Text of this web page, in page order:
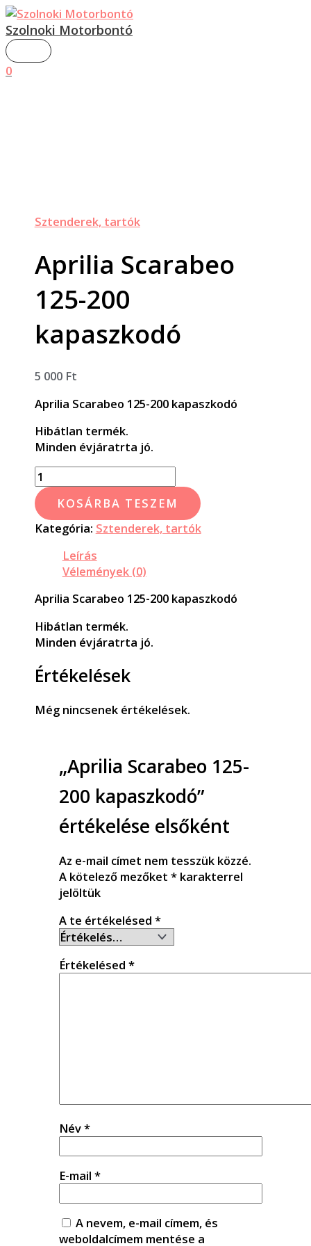
Skip
to
content
Szolnoki Motorbontó
MENU
0
Sztenderek, tartók
Aprilia Scarabeo
125-200
kapaszkodó
5 000 Ft
Aprilia Scarabeo 125-200 kapaszkodó
Hibátlan termék.
Minden évjáratrta jó.
Aprilia
Scarabeo
125-
200
KOSÁRBA TESZEM
Kategória: Sztenderek, tartók
Leírás
Vélemények (0)
Aprilia Scarabeo 125-200 kapaszkodó
Hibátlan termék.
Minden évjáratrta jó.
Értékelések
Még nincsenek értékelések.
„Aprilia Scarabeo 125-
200 kapaszkodó”
értékelése elsőként
Az e-mail címet nem tesszük közzé.
A kötelező mezőket *karakterrel
jelöltük
A te értékelésed *
Értékelésed *
Név*
E-mail *
A nevem, e-mail címem, és
weboldalcímem mentése a